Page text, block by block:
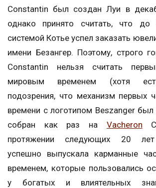
Constantin был создан Луи в
однако принято считать, что
системой Котье успел заказать
имени Безангер. Поэтому, строго
Constantin нельзя считать
мировым временем (хотя
подозрения, что механизм первых
времени с логотипом Beszanger
собран как раз на Vacheron
протяжении следующих 20 лет
успешно выпускала карманные
временем, которые пользовались
у богатых и влиятельных